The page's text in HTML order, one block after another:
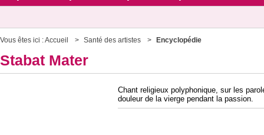
Vous êtes ici :Accueil Santé des artistes Encyclopédie
Stabat Mater
Chant religieux polyphonique, sur les
douleur de la vierge pendant la passion.